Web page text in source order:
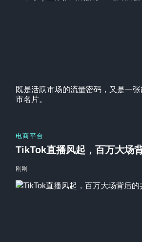
既是活跃市场的流量密码，又是一
市名片。
电商平台
TikTok直播风起，百万大场
刚刚